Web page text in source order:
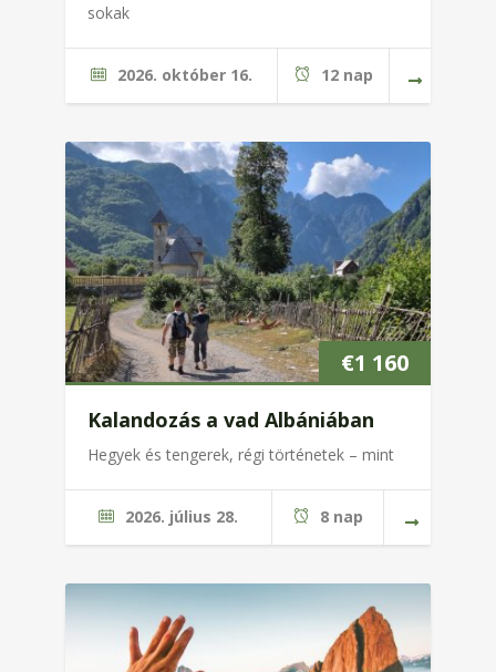
sokak
2026. október 16. 12 nap
€1 160
Kalandozás a vad Albániában
Hegyek és tengerek, régi történetek – mint
2026. július 28. 8 nap